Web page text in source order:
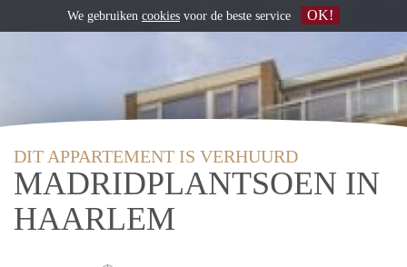
DIT APPARTEMENT IS VERHUURD
MADRIDPLANTSOEN IN
HAARLEM
We gebruiken cookies voor de beste service OK!